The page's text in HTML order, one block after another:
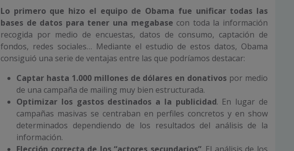
Lo primero que hizo el equipo de Obama fue unificar todas las
bases de datos para tener una megabase con toda la información
recogida por medio de encuestas, datos de consumo, captación de
fondos, redes sociales… Mediante el estudio de estos datos, Obama
consiguió una serie de ventajas entre las que podríamos destacar:
Captar hasta 1.000 millones de dólares en donativos por medio
de una campaña de mailing muy bien estructurada.
Optimizar los gastos destinados a la publicidad. En lugar de
campañas masivas se centraban en perfiles concretos y en show
determinados dependiendo de los resultados del análisis de la
información.